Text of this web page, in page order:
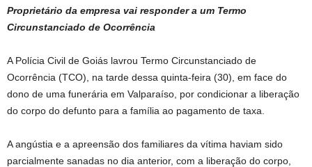
Proprietário da empresa vai responder a um Termo
Circunstanciado de Ocorrência
A Polícia Civil de Goiás lavrou Termo Circunstanciado de
Ocorrência (TCO), na tarde dessa quinta-feira (30), em face do
dono de uma funerária em Valparaíso, por condicionar a liberação
do corpo do defunto para a família ao pagamento de taxa.
A angústia e a apreensão dos familiares da vítima haviam sido
parcialmente sanadas no dia anterior, com a liberação do corpo,